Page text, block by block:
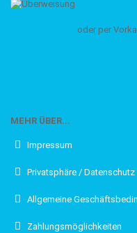
oder per
MEHR ÜBER...
Impressum
Privatsphäre / Datenschutz
Allgemeine
Zahlungsmöglichkeiten